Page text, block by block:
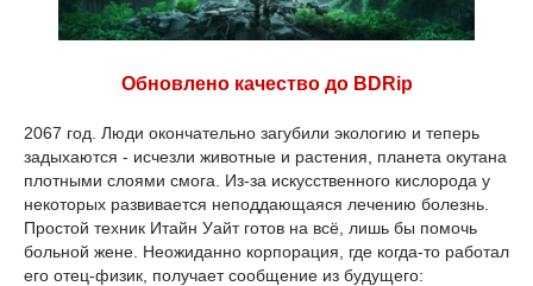
Обновлено качество до BDRip
2067 год. Люди окончательно загубили экологию и теперь
задыхаются - исчезли животные и растения, планета окутана
плотными слоями смога. Из-за искусственного кислорода у
некоторых развивается неподдающаяся лечению болезнь.
Простой техник Итайн Уайт готов на всё, лишь бы помочь
больной жене. Неожиданно корпорация, где когда-то работал
его отец-физик, получает сообщение из будущего: